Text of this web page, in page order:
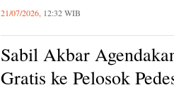
21/07/2026, 12:32 WIB
Sabil Akbar
Gratis ke Pelosok